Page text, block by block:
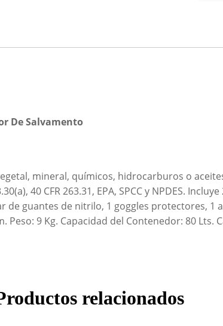
De Salvamento
mineral, químicos, hidrocarburos o
40 CFR 263.31, EPA, SPCC y NPDES.
de guantes de nitrilo, 1 goggles protectores, 1
Peso: 9 Kg. Capacidad del Contenedor: 80 Lts.
relacionados